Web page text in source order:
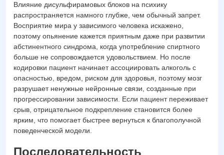
Влияние дисульфирамовых блоков на психику
распространяется намного глубже, чем обычный запрет.
Восприятие мира у зависимого человека искажено,
поэтому опьянение кажется приятным даже при развитии
абстинентного синдрома, когда употребление спиртного
больше не сопровождается удовольствием. Но после
кодировки пациент начинает ассоциировать алкоголь с
опасностью, вредом, риском для здоровья, поэтому мозг
разрушает ненужные нейронные связи, созданные при
прогрессировании зависимости. Если пациент переживает
срыв, отрицательное подкрепление становится более
ярким, что помогает быстрее вернуться к благополучной
поведенческой модели.
Последовательность